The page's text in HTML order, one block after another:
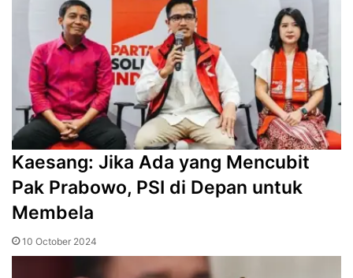
Kaesang: Jika Ada yang Mencubit
Pak Prabowo, PSI di Depan untuk
Membela
10 October 2024